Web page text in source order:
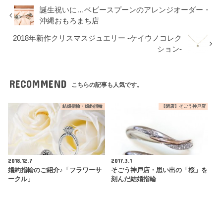
誕生祝いに…ベビースプーンのアレンジオーダー・
沖縄おもろまち店
2018年新作クリスマスジュエリー -ケイウノコレク
ション-
RECOMMEND こちらの記事も人気です。
結婚指輪・婚約指輪
2018.12.7
婚約指輪のご紹介♪「フラワーサ
ークル」
【閉店】そごう神戸店
2017.3.1
そごう神戸店・思い出の「桜」を
刻んだ結婚指輪